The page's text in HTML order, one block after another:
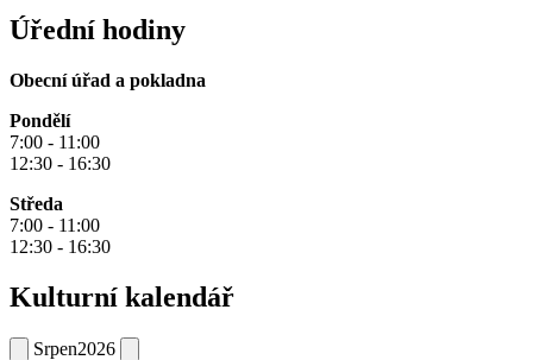
Úřední hodiny
Obecní úřad a pokladna
Pondělí
7:00 - 11:00
12:30 - 16:30
Středa
7:00 - 11:00
12:30 - 16:30
Kulturní kalendář
Srpen2026